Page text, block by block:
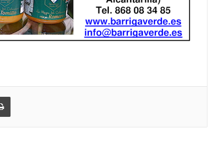
correo electrónicoImprimir